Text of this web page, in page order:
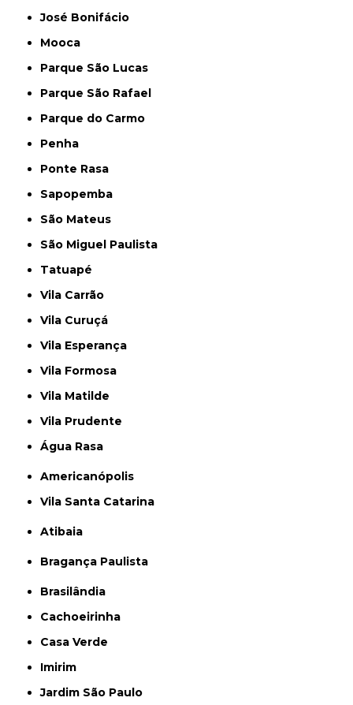
José Bonifácio
Mooca
Parque São Lucas
Parque São Rafael
Parque do Carmo
Penha
Ponte Rasa
Sapopemba
São Mateus
São Miguel Paulista
Tatuapé
Vila Carrão
Vila Curuçá
Vila Esperança
Vila Formosa
Vila Matilde
Vila Prudente
Água Rasa
Americanópolis
Vila Santa Catarina
Atibaia
Bragança Paulista
Brasilândia
Cachoeirinha
Casa Verde
Imirim
Jardim São Paulo